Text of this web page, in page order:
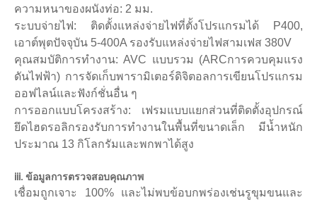
ความหนาของผนังท่อ: 2 มม.
ระบบจ่ายไฟ: ติดตั้งแหล่งจ่ายไฟที่ตั้งโปรแกรมได้ P400,
เอาต์พุตปัจจุบัน 5-400A รองรับแหล่งจ่ายไฟสามเฟส 380V
คุณสมบัติการทำงาน: AVC แบบรวม (ARCการควบคุมแรง
ดันไฟฟ้า) การจัดเก็บพารามิเตอร์ดิจิตอลการเขียนโปรแกรม
ออฟไลน์และฟังก์ชั่นอื่น ๆ
การออกแบบโครงสร้าง: เฟรมแบบแยกส่วนที่ติดตั้งอุปกรณ์
ยึดไฮดรอลิกรองรับการทำงานในพื้นที่ขนาดเล็ก มีน้ำหนัก
ประมาณ 13 กิโลกรัมและพกพาได้สูง
iii. ข้อมูลการตรวจสอบคุณภาพ
เชื่อมถูกเจาะ 100% และไม่พบข้อบกพร่องเช่นรูขุมขนและ